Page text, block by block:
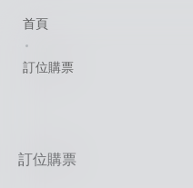
首頁
訂位購票
訂位購票